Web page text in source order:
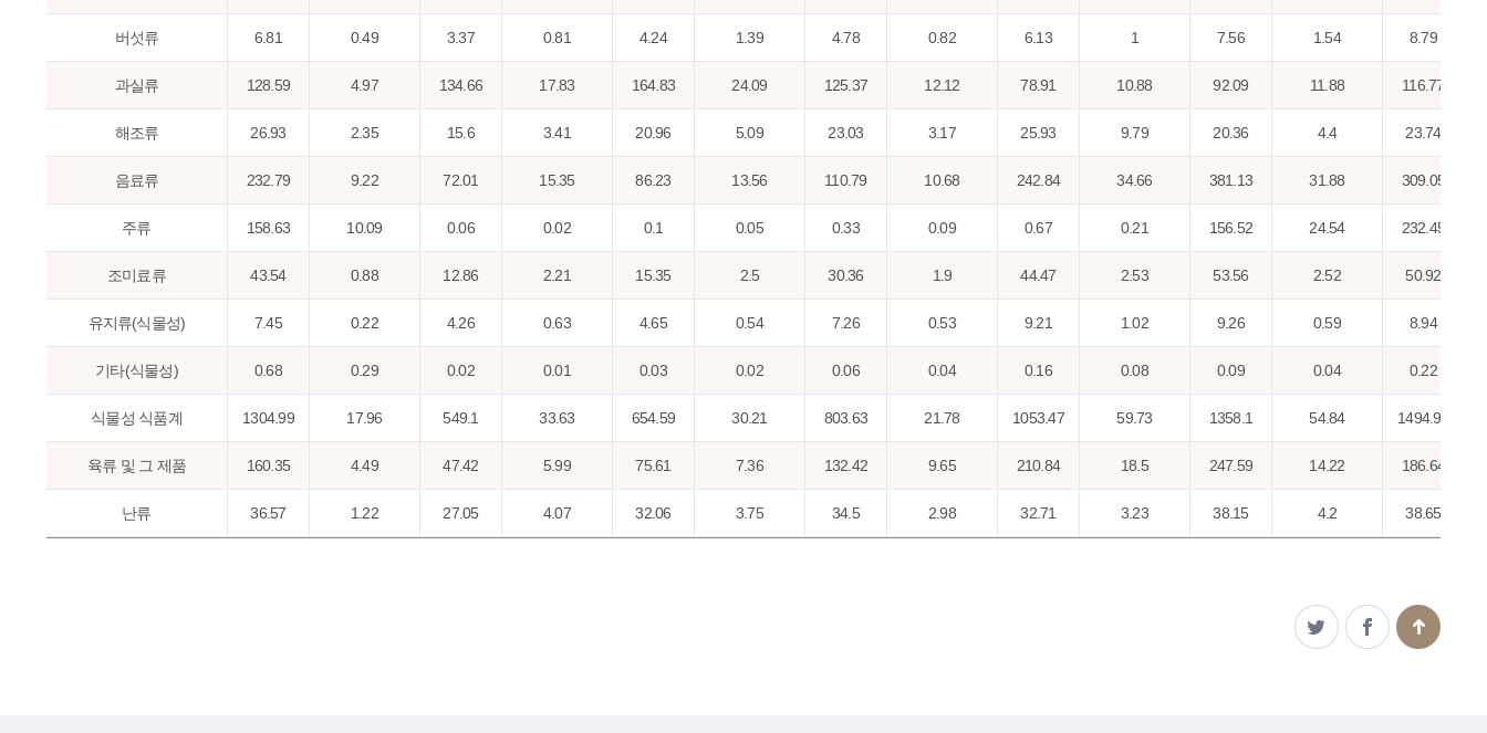
버섯류 6.81 0.49 3.37 0.81 4.24 1.39 4.78 0.82 6.13 1 7.56 1.54 8.79
과실류 128.59 4.97 134.66 17.83 164.83 24.09 125.37 12.12 78.91 10.88 92.09 11.88 116.77
해조류 26.93 2.35 15.6 3.41 20.96 5.09 23.03 3.17 25.93 9.79 20.36 4.4 23.74
음료류 232.79 9.22 72.01 15.35 86.23 13.56 110.79 10.68 242.84 34.66 381.13 31.88 309.05
주류 158.63 10.09 0.06 0.02 0.1 0.05 0.33 0.09 0.67 0.21 156.52 24.54 232.45
조미료류 43.54 0.88 12.86 2.21 15.35 2.5 30.36 1.9 44.47 2.53 53.56 2.52 50.92
유지류(식물성) 7.45 0.22 4.26 0.63 4.65 0.54 7.26 0.53 9.21 1.02 9.26 0.59 8.94
기타(식물성) 0.68 0.29 0.02 0.01 0.03 0.02 0.06 0.04 0.16 0.08 0.09 0.04 0.22
식물성 식품계 1304.99 17.96 549.1 33.63 654.59 30.21 803.63 21.78 1053.47 59.73 1358.1 54.84 1494.96
육류 및 그 제품 160.35 4.49 47.42 5.99 75.61 7.36 132.42 9.65 210.84 18.5 247.59 14.22 186.64
난류 36.57 1.22 27.05 4.07 32.06 3.75 34.5 2.98 32.71 3.23 38.15 4.2 38.65
9.38 72.78